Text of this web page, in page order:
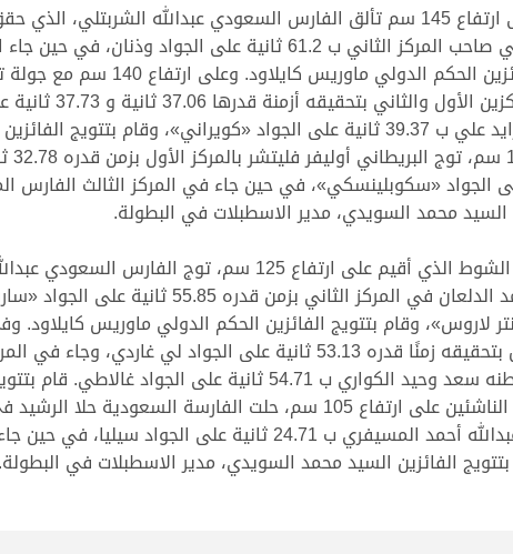
الجواد كويساندرا، تلاه القطري فالح سويد العجمي صاحب المركز
61.48 ثانية على الجواد جوليوس. قام
الإيطالي إيمانويل
التوالي، في حين جاء في المركز الثالث العراقي زايد علي ب 39.37 ثانية على الجواد
محمد السويدي، مدير الاسطبلات في البطولة.
ثانية على الجواد «لالا عايشة»، وجاء مواطنه
الفارس السعودي فهد الشمري على المركز الأول بتحقيقه زمنًا قدره 53.13
قدره 53.95 ثانية على الجواد كاناو، تلاه ثالثًا مواطنه سعد وحيد
الجواد كروسنق، وجاء في المركز الثاني الفارس عبدالله أحمد